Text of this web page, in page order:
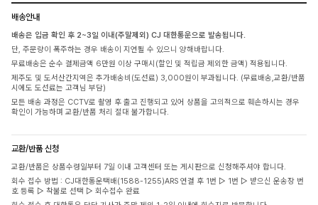
배송안내
배송은 입금 확인 후 2~3일 이내(주말제외) CJ 대한통운으로 발송됩니다.
단, 주문량이 폭주하는 경우 배송이 지연될 수 있으니 양해바랍니다.
무료배송은 순수 결제금액 6만원 이상 구매시(할인 및 적립금 제외한 금액) 적용됩니다.
제주도 및 도서산간지역은 추가배송비(도선료) 3,000원이 부과됩니다. (무료배송,교환/반품
시에도 도선료는 고객님 부담)
모든 배송 과정은 CCTV로 촬영 후 출고 진행되고 있어 상품을 고의적으로 훼손하시는 경우
확인이 가능하며 교환/반품 처리 절대 불가합니다.
교환/반품 신청
교환/반품은 상품수령일부터 7일 이내 고객센터 또는 게시판으로 신청해주셔야 합니다.
회수 접수 방법 : CJ대한통운택배(1588-1255)ARS 연결 후 1번 ▷ 1번 ▷ 받으신 운송장 번
호 등록 ▷ 착불로 선택 ▷ 회수접수 완료